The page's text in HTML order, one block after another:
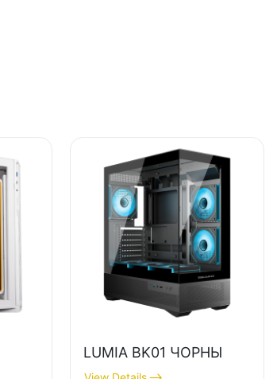
LUMIA BK01 ЧОРНЫ